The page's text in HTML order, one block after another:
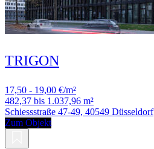
TRIGON
17,50 - 19,00 €/m²
482,37 bis 1.037,96 m²
Schiessstraße 47-49, 40549 Düsseldorf
Zum Objekt